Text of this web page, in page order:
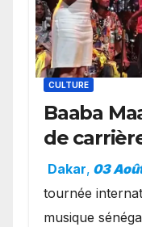
CULTURE
Baaba
de
présence
royale.
Dakar, 03
tournée
musique